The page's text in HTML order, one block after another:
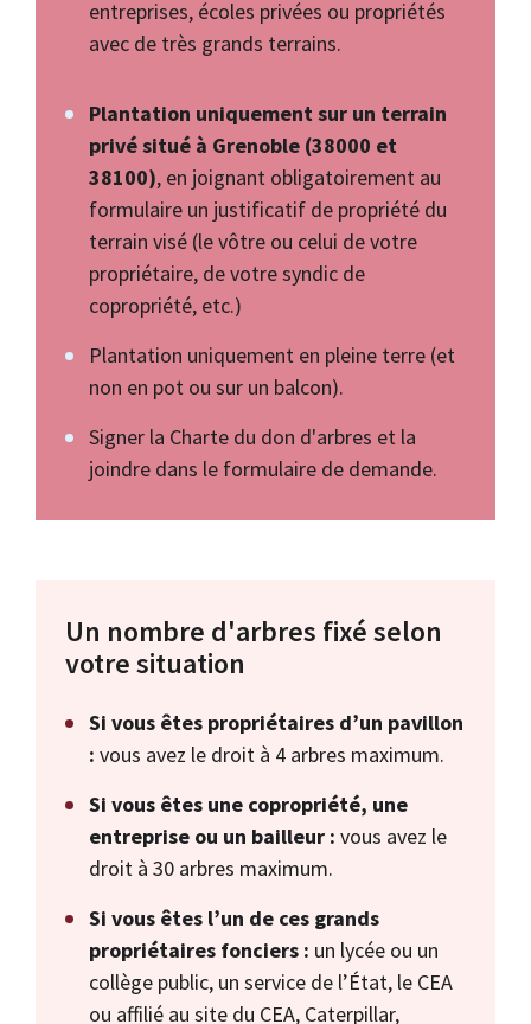
entreprises, écoles privées ou propriétés
avec de très grands terrains.
Plantation uniquement sur un terrain
privé situé à Grenoble (38000 et
38100), en joignant obligatoirement au
formulaire un justificatif de propriété du
terrain visé (le vôtre ou celui de votre
propriétaire, de votre syndic de
copropriété, etc.)
Plantation uniquement en pleine terre (et
non en pot ou sur un balcon).
Signer la Charte du don d'arbres et la
joindre dans le formulaire de demande.
Un nombre d'arbres fixé selon
votre situation
Si vous êtes propriétaires d’un pavillon
: vous avez le droit à 4 arbres maximum.
Si vous êtes une copropriété, une
entreprise ou un bailleur : vous avez le
droit à 30 arbres maximum.
Si vous êtes l’un de ces grands
propriétaires fonciers : un lycée ou un
collège public, un service de l’État, le CEA
ou affilié au site du CEA, Caterpillar,